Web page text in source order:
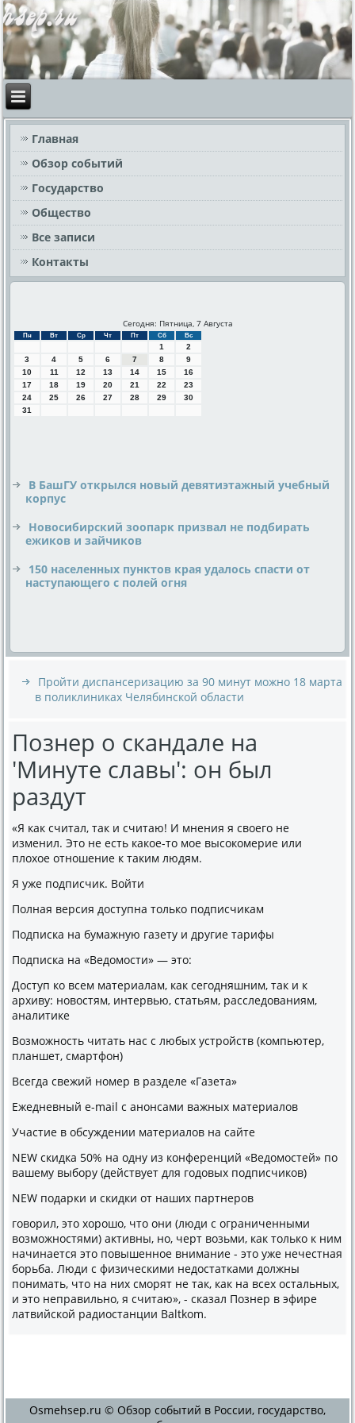
Главная
Обзор событий
Государство
Общество
Все записи
Контакты
Сегодня: Пятница, 7 Августа
Пн Вт Ср Чт Пт Сб Вс
1
2
3
4 5 6 7 8
9
10
11 12 13 14 15
16
17
18 19 20 21 22
23
24
25 26 27 28 29
30
31
В БашГУ открылся новый девятиэтажный учебный
корпус
Новосибирский зоопарк призвал не подбирать
ежиков и зайчиков
150 населенных пунктов края удалось спасти от
наступающего с полей огня
Пройти диспансеризацию за 90 минут можно 18 марта
в поликлиниках Челябинской области
Познер о скандале на
'Минуте славы': он был
раздут
«Я как считал, так и считаю! И мнения я своего не
изменил. Это не есть какое-то мое высокомерие или
плохое отношение к таким людям.
Я уже подписчик. Войти
Полная версия доступна только подписчикам
Подписка на бумажную газету и другие тарифы
Подписка на «Ведомости» — это:
Доступ ко всем материалам, как сегодняшним, так и к
архиву: новостям, интервью, статьям, расследованиям,
аналитике
Возможность читать нас с любых устройств (компьютер,
планшет, смартфон)
Всегда свежий номер в разделе «Газета»
Ежедневный e-mail с анонсами важных материалов
Участие в обсуждении материалов на сайте
NEW скидка 50% на одну из конференций «Ведомостей» по
вашему выбору (действует для годовых подписчиков)
NEW подарки и скидки от наших партнеров
говорил, это хорошо, что они (люди с ограниченными
возможностями) активны, но, черт возьми, как только к ним
начинается это повышенное внимание - это уже нечестная
борьба. Люди с физическими недостатками должны
понимать, что на них сморят не так, как на всех остальных,
и это неправильно, я считаю», - сказал Познер в эфире
латвийской радиостанции Baltkom.
Osmehsep.ru © Обзор событий в России, государство,